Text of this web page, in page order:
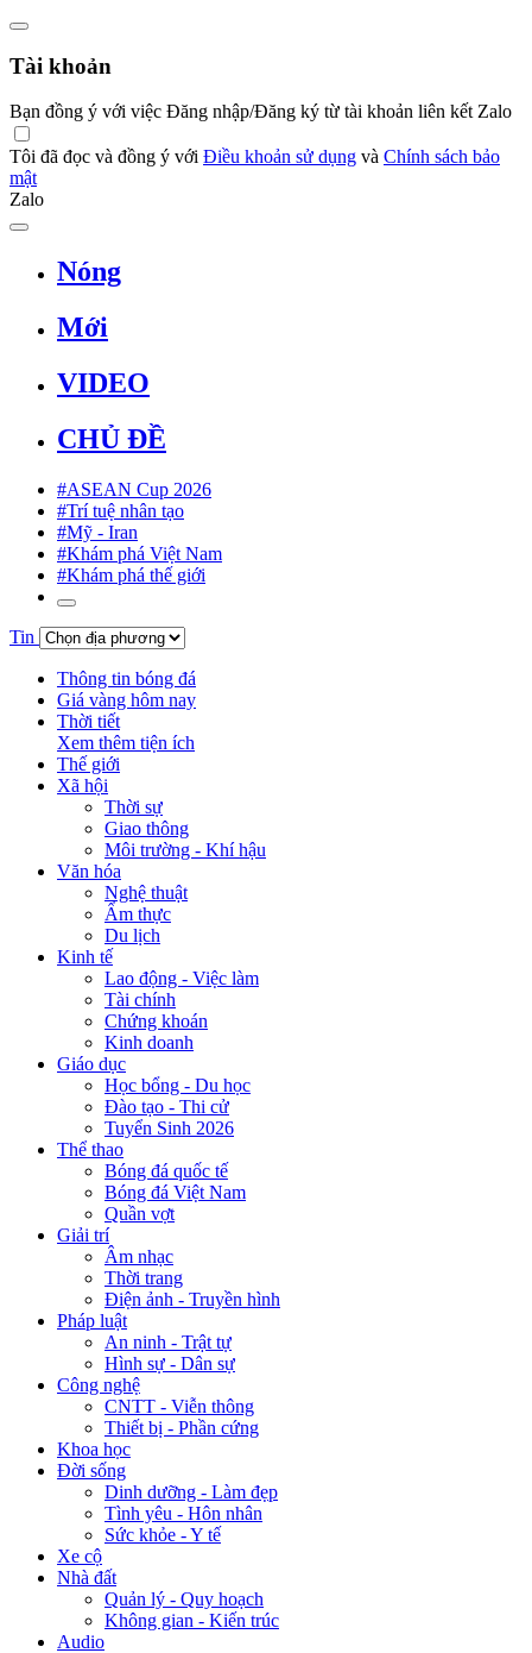
Tài khoản
Bạn đồng ý với việc Đăng nhập/Đăng ký từ tài khoản liên kết Zalo
Tôi đã đọc và đồng ý với Điều khoản sử dụng và Chính sách bảo
mật
Zalo
Nóng
Mới
VIDEO
CHỦ ĐỀ
#ASEAN Cup 2026
#Trí tuệ nhân tạo
#Mỹ - Iran
#Khám phá Việt Nam
#Khám phá thế giới
Tin
Thông tin bóng đá
Giá vàng hôm nay
Thời tiết
Xem thêm tiện ích
Thế giới
Xã hội
Thời sự
Giao thông
Môi trường - Khí hậu
Văn hóa
Nghệ thuật
Ẩm thực
Du lịch
Kinh tế
Lao động - Việc làm
Tài chính
Chứng khoán
Kinh doanh
Giáo dục
Học bổng - Du học
Đào tạo - Thi cử
Tuyển Sinh 2026
Thể thao
Bóng đá quốc tế
Bóng đá Việt Nam
Quần vợt
Giải trí
Âm nhạc
Thời trang
Điện ảnh - Truyền hình
Pháp luật
An ninh - Trật tự
Hình sự - Dân sự
Công nghệ
CNTT - Viễn thông
Thiết bị - Phần cứng
Khoa học
Đời sống
Dinh dưỡng - Làm đẹp
Tình yêu - Hôn nhân
Sức khỏe - Y tế
Xe cộ
Nhà đất
Quản lý - Quy hoạch
Không gian - Kiến trúc
Audio